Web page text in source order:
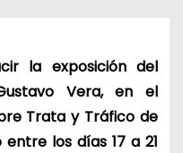
la exposición del
Vera, en el
Trata y Tráfico de
los días 17 a 21